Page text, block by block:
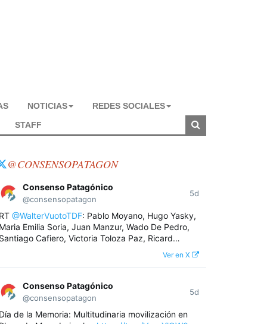
NOTICIAS
REDES SOCIALES
STAFF
@CONSENSOPATAGON
Consenso Patagónico
@consensopatagon
5d
RT @WalterVuotoTDF: Pablo Moyano, Hugo Yasky,
Maria Emilia Soria, Juan Manzur, Wado De Pedro,
Santiago Cafiero, Victoria Toloza Paz, Ricard…
Ver en X
Consenso Patagónico
@consensopatagon
5d
Día de la Memoria: Multitudinaria movilización en